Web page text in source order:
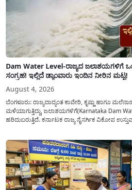
Dam Water Level-ರಾಜ್ಯದ ಜಲಾಶಯಗಳಿಗೆ
ಸಂಗ್ರಹ! ಇಲ್ಲಿದೆ ಡ್ಯಾಂವಾರು ಇಂದಿನ ನೀರಿನ ಮಟ್ಟ!
August 4, 2026
ಬೆಂಗಳೂರು: ರಾಜ್ಯದಾದ್ಯಂತ ಕಾವೇರಿ, ಕೃಷ್ಣಾ ಹಾಗೂ
ಮಳೆಯಾಗುತ್ತಿದ್ದು, ಜಲಾಶಯಗಳಿಗೆ(Karnataka Dam
ಹರಿದುಬರುತ್ತಿದೆ. ಕರ್ನಾಟಕ ರಾಜ್ಯ ನೈಸರ್ಗಿಕ ವಿಕೋಪ